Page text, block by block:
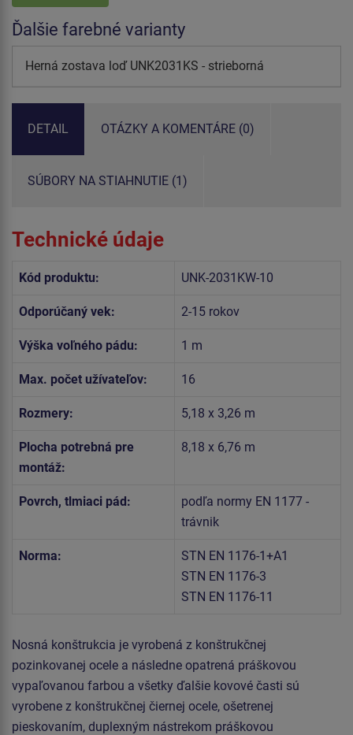
Ďalšie farebné varianty
Herná zostava loď UNK2031KS - strieborná
DETAIL OTÁZKY A KOMENTÁRE (0)
SÚBORY NA STIAHNUTIE (1)
Technické údaje
Kód produktu: UNK-2031KW-10
Odporúčaný vek: 2-15 rokov
Výška voľného pádu: 1 m
Max. počet užívateľov: 16
Rozmery: 5,18 x 3,26 m
Plocha potrebná pre
montáž:
8,18 x 6,76 m
Povrch, tlmiaci pád:
podľa normy EN 1177 -
trávnik
Norma:
STN EN 1176-1+A1
STN EN 1176-3
STN EN 1176-11
Nosná konštrukcia je vyrobená z konštrukčnej
pozinkovanej ocele a následne opatrená práškovou
vypaľovanou farbou a všetky ďalšie kovové časti sú
vyrobene z konštrukčnej čiernej ocele, ošetrenej
pieskovaním, duplexným nástrekom práškovou